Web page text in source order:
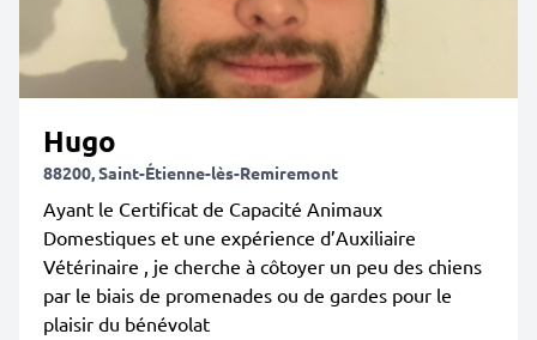
Hugo
88200, Saint-Étienne-lès-Remiremont
Ayant le Certificat de Capacité Animaux
Domestiques et une expérience d’Auxiliaire
Vétérinaire , je cherche à côtoyer un peu des chiens
par le biais de promenades ou de gardes pour le
plaisir du bénévolat